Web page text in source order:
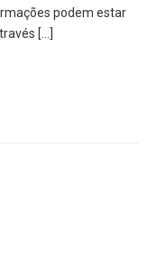
podem estar
[…]